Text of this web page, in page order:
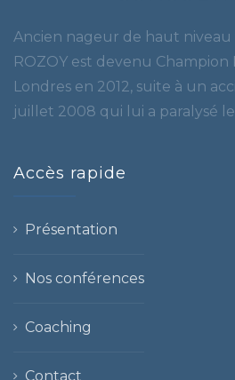
Ancien nageur de haut niveau
ROZOY est devenu Champion
Londres en 2012, suite à un
juillet 2008 qui lui a paralysé
Accès rapide
Présentation
Nos conférences
Coaching
Contact